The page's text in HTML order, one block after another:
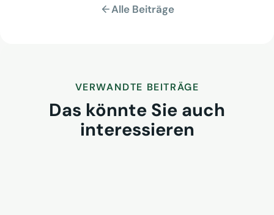
Alle Beiträge
VERWANDTE BEITRÄGE
Das könnte Sie auch
interessieren